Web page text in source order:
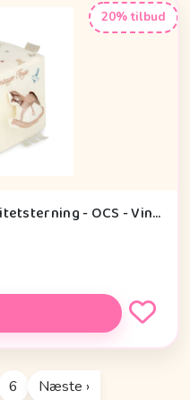
20% tilbud
Cam Cam Copenhagen Aktivitetsterning - OCS - Vintage Toys
6 Næste ›